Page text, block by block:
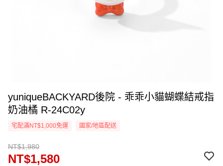
yuniqueBACKYARD後院 - 乖乖小貓蝴蝶結戒指
奶油橘 R-24C02y
宅配滿NT$1,000免運 國家/地區配送
NT$1,980
NT$1,580